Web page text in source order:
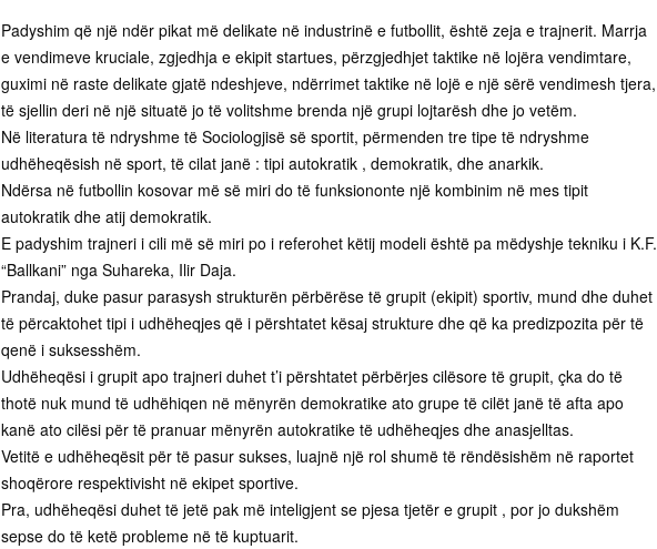
Padyshim që një ndër pikat më delikate në industrinë e futbollit, është zeja e trajnerit. Marrja
e vendimeve kruciale, zgjedhja e ekipit startues, përzgjedhjet taktike në lojëra vendimtare,
guximi në raste delikate gjatë ndeshjeve, ndërrimet taktike në lojë e një sërë vendimesh tjera,
të sjellin deri në një situatë jo të volitshme brenda një grupi lojtarësh dhe jo vetëm.
Në literatura të ndryshme të Sociologjisë së sportit, përmenden tre tipe të ndryshme
udhëheqësish në sport, të cilat janë : tipi autokratik , demokratik, dhe anarkik.
Ndërsa në futbollin kosovar më së miri do të funksiononte një kombinim në mes tipit
autokratik dhe atij demokratik.
E padyshim trajneri i cili më së miri po i referohet këtij modeli është pa mëdyshje tekniku i K.F.
“Ballkani” nga Suhareka, Ilir Daja.
Prandaj, duke pasur parasysh strukturën përbërëse të grupit (ekipit) sportiv, mund dhe duhet
të përcaktohet tipi i udhëheqjes që i përshtatet kësaj strukture dhe që ka predizpozita për të
qenë i suksesshëm.
Udhëheqësi i grupit apo trajneri duhet t’i përshtatet përbërjes cilësore të grupit, çka do të
thotë nuk mund të udhëhiqen në mënyrën demokratike ato grupe të cilët janë të afta apo
kanë ato cilësi për të pranuar mënyrën autokratike të udhëheqjes dhe anasjelltas.
Vetitë e udhëheqësit për të pasur sukses, luajnë një rol shumë të rëndësishëm në raportet
shoqërore respektivisht në ekipet sportive.
Pra, udhëheqësi duhet të jetë pak më inteligjent se pjesa tjetër e grupit , por jo dukshëm
sepse do të ketë probleme në të kuptuarit.